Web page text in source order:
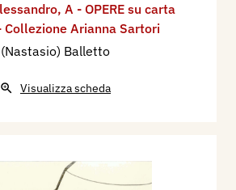
, A - OPERE su carta
Collezione Arianna Sartori
(Nastasio) Balletto
Visualizza scheda